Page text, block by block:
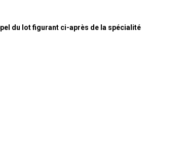
du lot figurant ci-après de la spécialité